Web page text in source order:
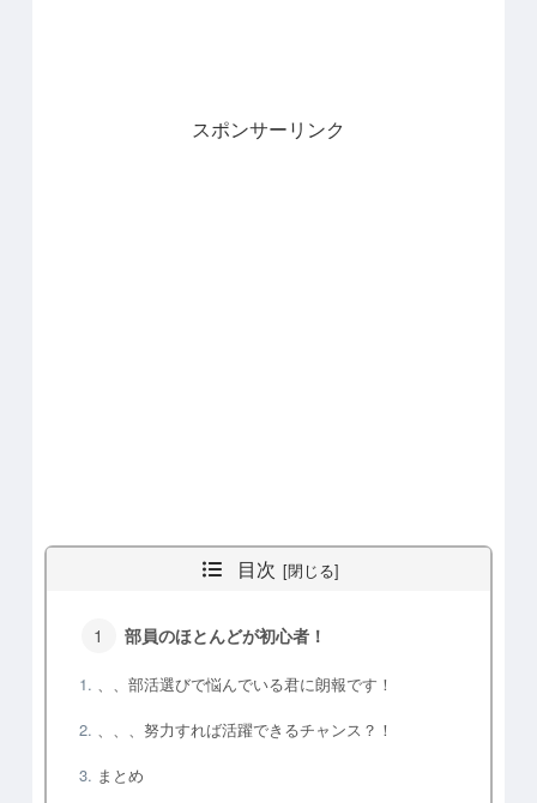
スポンサーリンク
目次
部員のほとんどが初心者！
、、部活選びで悩んでいる君に朗報です！
、、、努力すれば活躍できるチャンス？！
まとめ